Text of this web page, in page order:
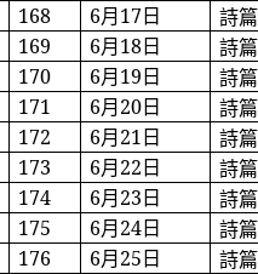
168
6月17日
詩
169
6月18日
詩
170
6月19日
詩
171
6月20日
詩
172
6月21日
詩
173
6月22日
詩
174
6月23日
詩
175
6月24日
詩
176
6月25日
詩